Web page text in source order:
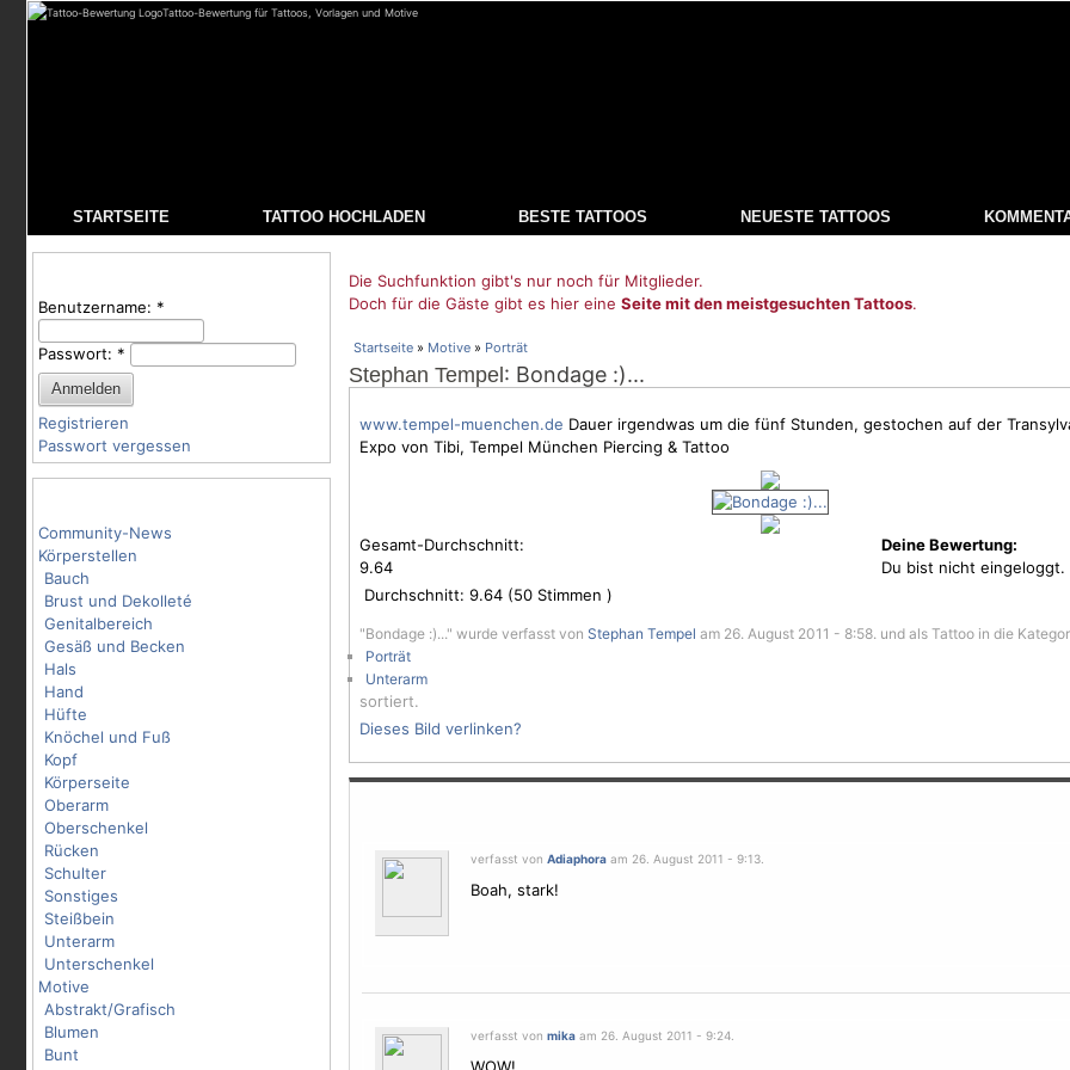
Tattoo-Bewertung für Tattoos, Vorlagen und Motive
STARTSEITE TATTOO HOCHLADEN BESTE TATTOOS NEUESTE TATTOOS
Benutzername: *
Passwort: *
Registrieren
Passwort vergessen
Community-News
Körperstellen
Bauch
Brust und Dekolleté
Genitalbereich
Gesäß und Becken
Hals
Hand
Hüfte
Knöchel und Fuß
Kopf
Körperseite
Oberarm
Oberschenkel
Rücken
Schulter
Sonstiges
Steißbein
Unterarm
Unterschenkel
Motive
Abstrakt/Grafisch
Blumen
Bunt
Die Suchfunktion gibt's nur noch für Mitglieder.
Doch für die Gäste gibt es hier eine Seite mit den meistgesuchten Tattoos.
Startseite » Motive » Porträt
Stephan Tempel : Bondage :)...
www.tempel-muenchen.de Dauer irgendwas um die fünf Stunden, gestochen auf der
Expo von Tibi, Tempel München Piercing & Tattoo
Gesamt-Durchschnitt:
9.64
Durchschnitt: 9.64 (50 Stimmen )
Deine Bewertung:
Du bist nicht eingeloggt.
"Bondage :)..." wurde verfasst von Stephan Tempel am 26. August 2011 - 8:58. und als Tattoo in die
Porträt
Unterarm
sortiert.
Dieses Bild verlinken?
verfasst von Adiaphoraam 26. August 2011 - 9:13.
Boah, stark!
verfasst von mikaam 26. August 2011 - 9:24.